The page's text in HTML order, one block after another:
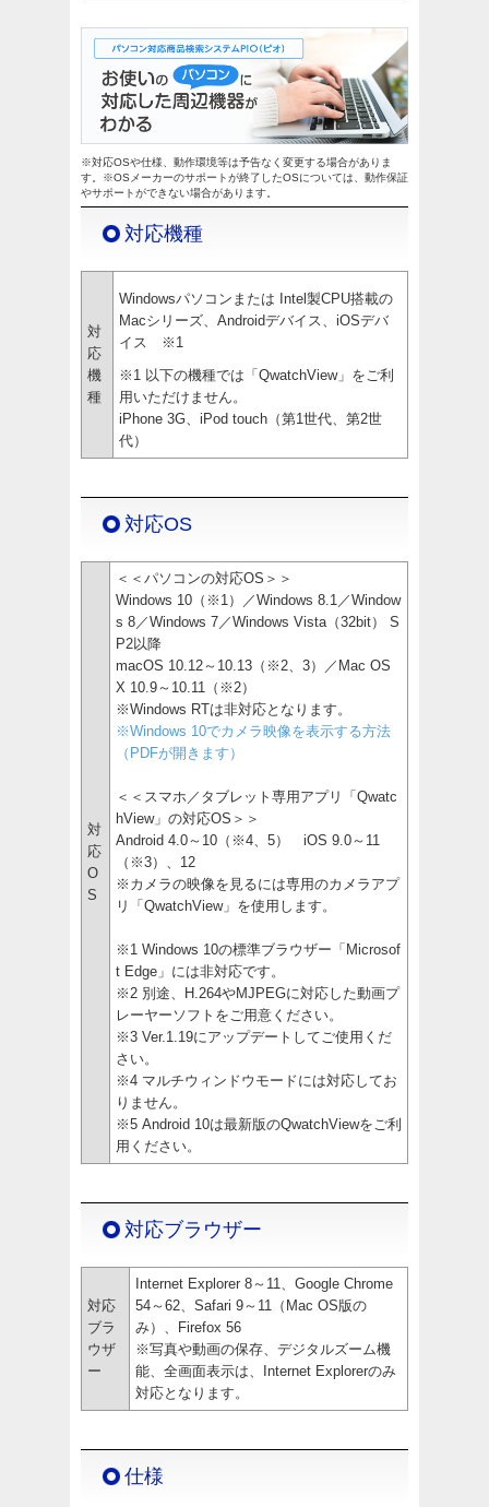
※対応OSや仕様、動作環境等は予告なく変更する場合がありま
す。※OSメーカーのサポートが終了したOSについては、動作保証
やサポートができない場合があります。
対応機種
対
応
機
種
Windowsパソコンまたは Intel製CPU搭載の
Macシリーズ、Androidデバイス、iOSデバ
イス ※1
※1 以下の機種では「QwatchView」をご利
用いただけません。
iPhone 3G、iPod touch（第1世代、第2世
代）
対応OS
対
応
O
S
＜＜パソコンの対応OS＞＞
Windows 10（※1）／Windows 8.1／Window
s 8／Windows 7／Windows Vista（32bit） S
P2以降
macOS 10.12～10.13（※2、3）／Mac OS
X 10.9～10.11（※2）
※Windows RTは非対応となります。
※Windows 10でカメラ映像を表示する方法
（PDFが開きます）
＜＜スマホ／タブレット専用アプリ「Qwatc
hView」の対応OS＞＞
Android 4.0～10（※4、5） iOS 9.0～11
（※3）、12
※カメラの映像を見るには専用のカメラアプ
リ「QwatchView」を使用します。
※1 Windows 10の標準ブラウザー「Microsof
t Edge」には非対応です。
※2 別途、H.264やMJPEGに対応した動画プ
レーヤーソフトをご用意ください。
※3 Ver.1.19にアップデートしてご使用くだ
さい。
※4 マルチウィンドウモードには対応してお
りません。
※5 Android 10は最新版のQwatchViewをご利
用ください。
対応ブラウザー
対応
ブラ
ウザ
ー
Internet Explorer 8～11、Google Chrome
54～62、Safari 9～11（Mac OS版の
み）、Firefox 56
※写真や動画の保存、デジタルズーム機
能、全画面表示は、Internet Explorerのみ
対応となります。
仕様